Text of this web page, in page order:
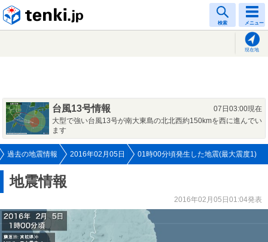
検索 メニュー
現在地
台風13号情報
07日03:00現在
大型で強い台風13号が南大東島の北北西約150kmを西に進んでい
ます
過去の地震情報 2016年02月05日 01時00分頃発生した地震(最大震度1)
地震情報
2016年02月05日01:04発表